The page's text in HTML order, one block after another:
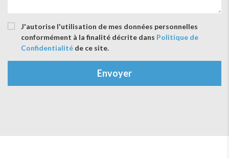
J'autorise l'utilisation de mes données personnelles
conformément à la finalité décrite dans Politique de
Confidentialité de ce site.
Envoyer